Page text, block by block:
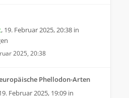
, 19. Februar 2025, 20:38 in
2025, 20:38
Phellodon-Arten
Februar 2025, 19:09 in